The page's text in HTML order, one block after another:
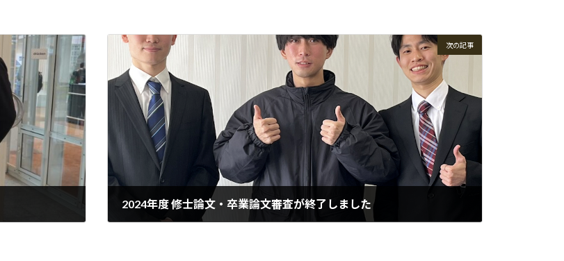
次の記事
2024年度 修士論文・卒業論文審査が終了しました